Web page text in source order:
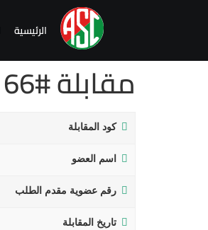
الرئيسية
مقابلة #66
كود المقابلة
اسم العضو
رقم عضوية مقدم الطلب
تاريخ المقابلة